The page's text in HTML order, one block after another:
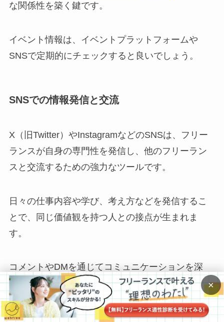
な関係性を築く鍵です。
イベント情報は、イベントプラットフォームや
SNSで定期的にチェックすると良いでしょう。
SNSでの情報発信と交流
X（旧Twitter）やInstagramなどのSNSは、フリー
ランスが自身の専門性を発信し、他のフリーラン
スと交流するための強力なツールです。
日々の仕事内容や学び、考え方などを発信するこ
とで、同じ価値観を持つ人との接点が生まれま
す。
コメントやDMを通じてコミュニケーションを深
め、オンラインでの関係性を構築できます。
積極的に自分を表現し、繋がりを求めることが大
×